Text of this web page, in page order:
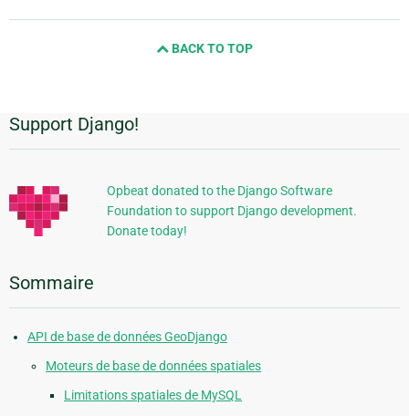
BACK TO TOP
Informations
supplémentaires
Support Django!
Opbeat donated to the Django Software
Foundation to support Django development.
Donate today!
Sommaire
API de base de données GeoDjango
Moteurs de base de données spatiales
Limitations spatiales de MySQL